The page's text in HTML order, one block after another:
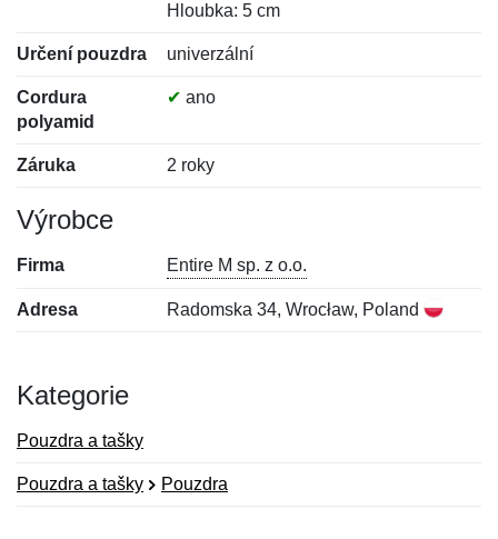
Hloubka: 5 cm
Určení pouzdra univerzální
Cordura
polyamid
✔ ano
Záruka 2 roky
Výrobce
Firma Entire M sp. z o.o.
Adresa Radomska 34, Wrocław, Poland
Kategorie
Pouzdra a tašky
Pouzdra a tašky Pouzdra